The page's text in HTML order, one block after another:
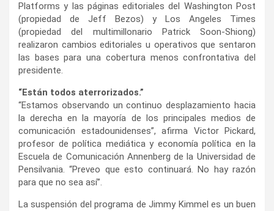
Platforms y las páginas editoriales del Washington Post
(propiedad de Jeff Bezos) y Los Angeles Times
(propiedad del multimillonario Patrick Soon-Shiong)
realizaron cambios editoriales u operativos que sentaron
las bases para una cobertura menos confrontativa del
presidente.
“Están todos aterrorizados.”
“Estamos observando un continuo desplazamiento hacia
la derecha en la mayoría de los principales medios de
comunicación estadounidenses”, afirma Victor Pickard,
profesor de política mediática y economía política en la
Escuela de Comunicación Annenberg de la Universidad de
Pensilvania. “Preveo que esto continuará. No hay razón
para que no sea así”.
La suspensión del programa de Jimmy Kimmel es un buen